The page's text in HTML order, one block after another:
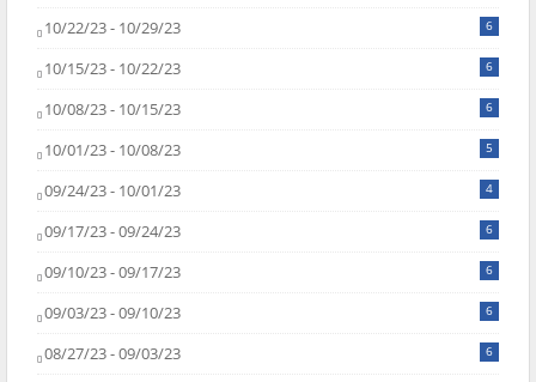
10/22/23 - 10/29/23 6
10/15/23 - 10/22/23 6
10/08/23 - 10/15/23 6
10/01/23 - 10/08/23 5
09/24/23 - 10/01/23 4
09/17/23 - 09/24/23 6
09/10/23 - 09/17/23 6
09/03/23 - 09/10/23 6
08/27/23 - 09/03/23 6